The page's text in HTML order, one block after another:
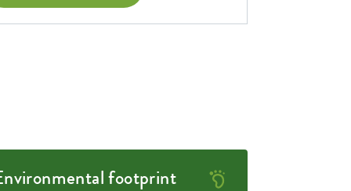
footprint